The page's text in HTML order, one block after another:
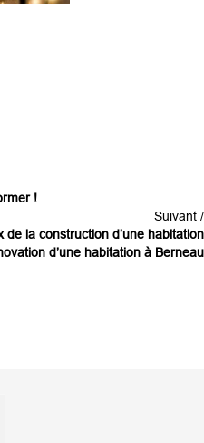
!
Suivant /
la construction d’une habitation
d’une habitation à Berneau